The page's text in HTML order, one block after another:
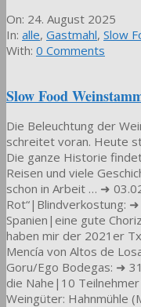
2025-
08-
24
On: 24. August 2025
In: alle, Gastmahl, Slow
With: 0 Comments
Slow Food
Die Beleuchtung der
schreitet voran. Heute
Die ganze Historie
Reisen und viele
schon in Arbeit … ➜
Rot“|Blindverkostung:
Spanien|eine gute
haben mir der 2021er
Mencía von Altos de
Goru/Ego Bodegas: ➜
die Nahe|10
Weingüter: Hahnmühle